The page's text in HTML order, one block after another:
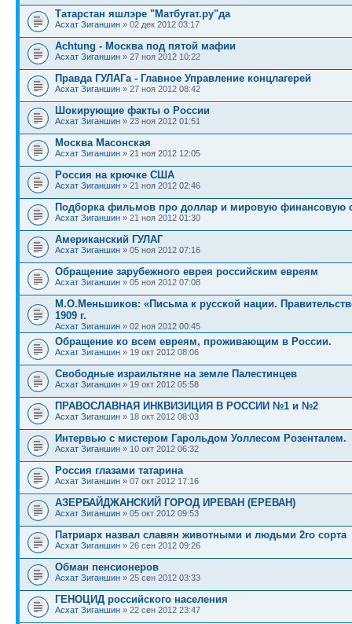
Татарстан яшлэре "Матбугат.ру"да
Асхат Зиганшин » 02 дек 2012 03:17
Achtung - Москва под пятой мафии
Асхат Зиганшин » 27 ноя 2012 10:22
Правда ГУЛАГа - Главное Управление концлагерей
Асхат Зиганшин » 27 ноя 2012 08:42
Шокирующие факты о России
Асхат Зиганшин » 23 ноя 2012 01:51
Москва Масонская
Асхат Зиганшин » 21 ноя 2012 12:05
Россия на крючке США
Асхат Зиганшин » 21 ноя 2012 02:46
Подборка фильмов про доллар и мировую финансовую
Асхат Зиганшин » 21 ноя 2012 01:30
Американский ГУЛАГ
Асхат Зиганшин » 05 ноя 2012 07:16
Обращение зарубежного еврея российским евреям
Асхат Зиганшин » 05 ноя 2012 07:08
М.О.Меньшиков: «Письма к русской нации.
1909 г.
Асхат Зиганшин » 02 ноя 2012 00:45
Обращение ко всем евреям, проживающим в России.
Асхат Зиганшин » 19 окт 2012 08:06
Свободные израильтяне на земле Палестинцев
Асхат Зиганшин » 19 окт 2012 05:58
ПРАВОСЛАВНАЯ ИНКВИЗИЦИЯ В РОССИИ №1 и №2
Асхат Зиганшин » 18 окт 2012 08:03
Интервью с мистером Гарольдом Уоллесом Розенталем.
Асхат Зиганшин » 10 окт 2012 06:32
Россия глазами татарина
Асхат Зиганшин » 07 окт 2012 17:16
АЗЕРБАЙДЖАНСКИЙ ГОРОД ИРЕВАН (ЕРЕВАН)
Асхат Зиганшин » 05 окт 2012 09:53
Патриарх назвал славян животными и людьми 2го сорта
Асхат Зиганшин » 26 сен 2012 09:26
Обман пенсионеров
Асхат Зиганшин » 25 сен 2012 03:33
ГЕНОЦИД российского населения
Асхат Зиганшин » 22 сен 2012 23:47